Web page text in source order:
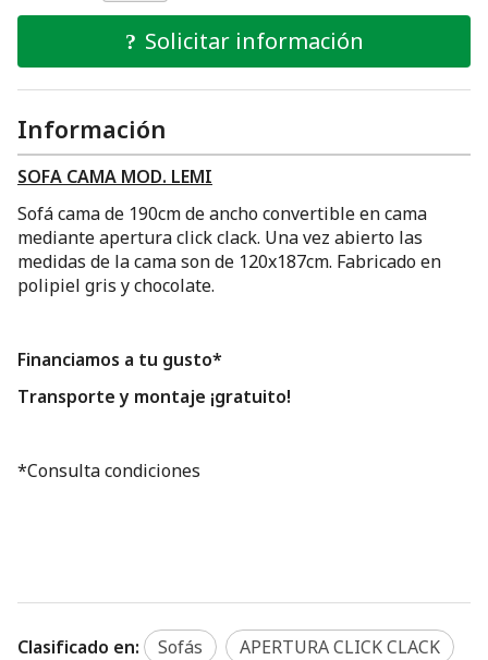
Solicitar información
Información
SOFA CAMA MOD. LEMI
Sofá cama de 190cm de ancho convertible en cama
mediante apertura click clack. Una vez abierto las
medidas de la cama son de 120x187cm. Fabricado en
polipiel gris y chocolate.
Financiamos a tu gusto*
Transporte y montaje ¡gratuito!
*Consulta condiciones
Clasificado en: Sofás APERTURA CLICK CLACK